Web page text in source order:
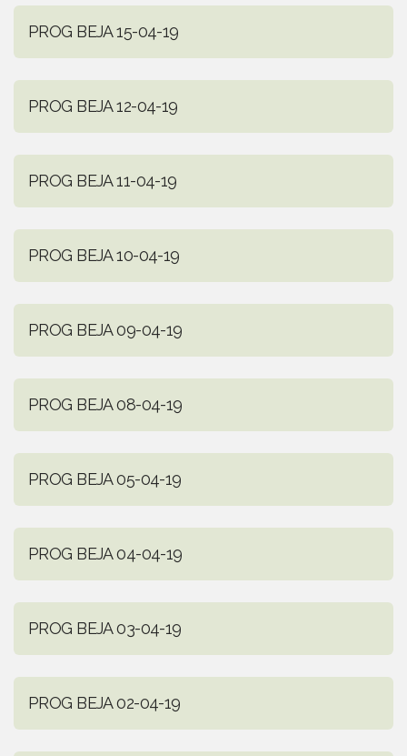
PROG BEJA 15-04-19
PROG BEJA 12-04-19
PROG BEJA 11-04-19
PROG BEJA 10-04-19
PROG BEJA 09-04-19
PROG BEJA 08-04-19
PROG BEJA 05-04-19
PROG BEJA 04-04-19
PROG BEJA 03-04-19
PROG BEJA 02-04-19